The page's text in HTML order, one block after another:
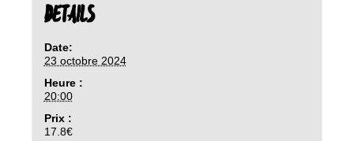
DETAILS
Date:
23 octobre 2024
Heure :
20:00
Prix :
17.8€